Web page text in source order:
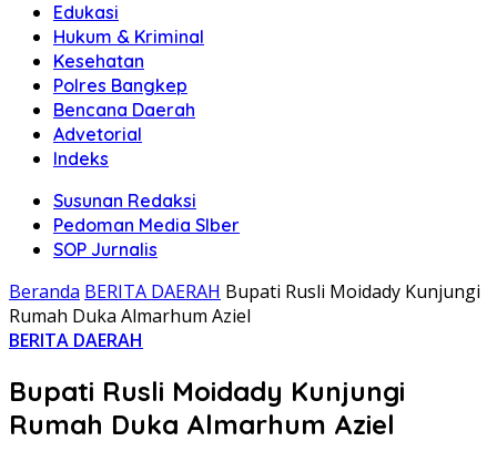
Edukasi
Hukum & Kriminal
Kesehatan
Polres Bangkep
Bencana Daerah
Advetorial
Indeks
Susunan Redaksi
Pedoman Media SIber
SOP Jurnalis
Beranda BERITA DAERAH Bupati Rusli Moidady Kunjungi
Rumah Duka Almarhum Aziel
BERITA DAERAH
Bupati Rusli Moidady Kunjungi
Rumah Duka Almarhum Aziel